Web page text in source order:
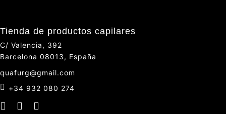
Tienda de productos capilares
C/ Valencia, 392
Barcelona 08013, España
quafurg@gmail.com
+34 932 080 274